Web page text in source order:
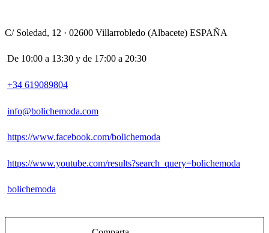
C/ Soledad, 12 · 02600 Villarrobledo (Albacete) ESPAÑA
De 10:00 a 13:30 y de 17:00 a 20:30
+34 619089804
info@bolichemoda.com
https://www.facebook.com/bolichemoda
https://www.youtube.com/results?search_query=bolichemoda
bolichemoda